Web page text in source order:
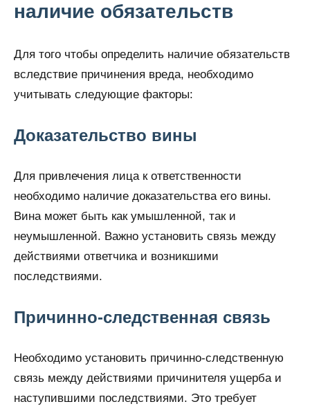
наличие обязательств
Для того чтобы определить наличие обязательств
вследствие причинения вреда, необходимо
учитывать следующие факторы:
Доказательство вины
Для привлечения лица к ответственности
необходимо наличие доказательства его вины.
Вина может быть как умышленной, так и
неумышленной. Важно установить связь между
действиями ответчика и возникшими
последствиями.
Причинно-следственная связь
Необходимо установить причинно-следственную
связь между действиями причинителя ущерба и
наступившими последствиями. Это требует